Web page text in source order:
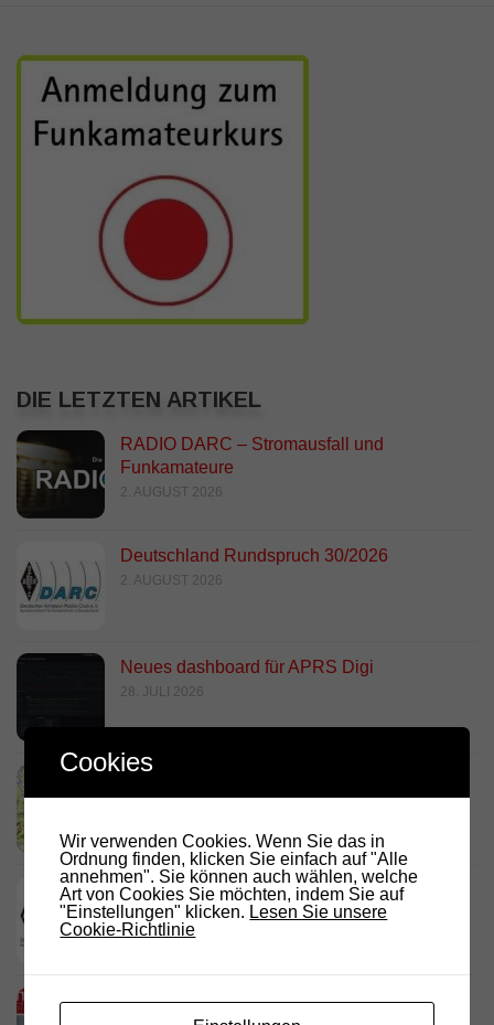
DIE LETZTEN ARTIKEL
RADIO DARC – Stromausfall und
Funkamateure
2. AUGUST 2026
Deutschland Rundspruch 30/2026
2. AUGUST 2026
Neues dashboard für APRS Digi
28. JULI 2026
Standort
DARC Rundspruch 29/2026
23. JULI 2026
D.R.C. in den Medien – Meraner
Cookies
Wir verwenden Cookies. Wenn Sie das in
Ordnung finden, klicken Sie einfach auf "Alle
annehmen". Sie können auch wählen, welche
Art von Cookies Sie möchten, indem Sie auf
"Einstellungen" klicken. Lesen Sie unsere
Cookie-Richtlinie